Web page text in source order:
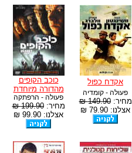
אקדח כפול
פעולה - קומדיה
מחיר:149.90 ₪
אצלנו: 79.90 ₪
כוכב הקופים
מהדורה מיוחדת
פעולה - הרפתקה
מחיר:199.90 ₪
אצלנו: 99.90 ₪